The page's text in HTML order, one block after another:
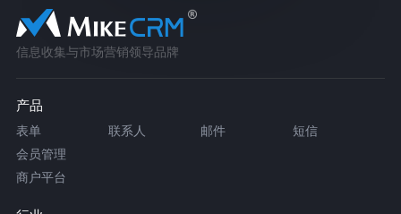
信息收集与市场营销领导品牌
产品
表单 联系人 邮件
短信
会员管理
商户平台